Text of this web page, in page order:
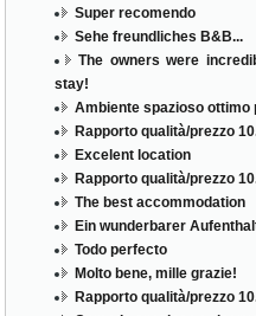
Super recomendo
Sehe freundliches B&B...
The owners were
stay!
Ambiente spazioso ottimo
Rapporto qualità/prezzo
Excelent location
Rapporto qualità/prezzo
The best accommodation
Ein wunderbarer
Todo perfecto
Molto bene, mille grazie!
Rapporto qualità/prezzo